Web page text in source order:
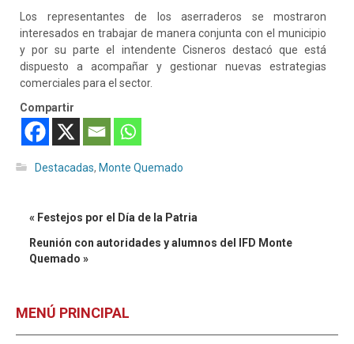
Los representantes de los aserraderos se mostraron
interesados en trabajar de manera conjunta con el municipio
y por su parte el intendente Cisneros destacó que está
dispuesto a acompañar y gestionar nuevas estrategias
comerciales para el sector.
Compartir
Destacadas, Monte Quemado
« Festejos por el Día de la Patria
Reunión con autoridades y alumnos del IFD Monte
Quemado »
MENÚ PRINCIPAL